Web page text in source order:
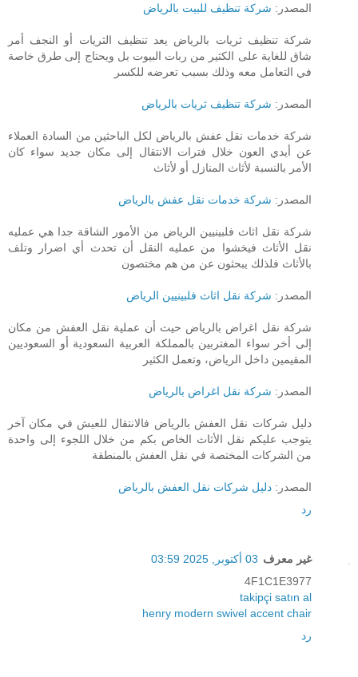
المصدر: شركة تنظيف للبيت بالرياض
شركة تنظيف ثريات بالرياض يعد تنظيف الثريات أو النجف أمر
شاق للغاية على الكثير من ربات البيوت بل ويحتاج إلى طرق خاصة
في التعامل معه وذلك بسبب تعرضه للكسر
المصدر: شركة تنظيف ثريات بالرياض
شركة خدمات نقل عفش بالرياض لكل الباحثين من السادة العملاء
عن أيدي العون خلال فترات الانتقال إلى مكان جديد سواء كان
الأمر بالنسبة لأثاث المنازل أو لأثاث
المصدر: شركة خدمات نقل عفش بالرياض
شركة نقل اثاث فلبينيين الرياض من الأمور الشاقة جدا هي عمليه
نقل الأثاث فيخشوا من عمليه النقل أن تحدث أي اضرار وتلف
بالأثاث فلذلك يبحثون عن من هم مختصون
المصدر: شركة نقل اثاث فلبينيين الرياض
شركة نقل اغراض بالرياض حيث أن عملية نقل العفش من مكان
إلى أخر سواء المغتربين بالمملكة العربية السعودية أو السعوديين
المقيمين داخل الرياض، وتعمل الكثير
المصدر: شركة نقل اغراض بالرياض
دليل شركات نقل العفش بالرياض فالانتقال للعيش في مكان آخر
يتوجب عليكم نقل الأثاث الخاص بكم من خلال اللجوء إلى واحدة
من الشركات المختصة في نقل العفش بالمنطقة
المصدر: دليل شركات نقل العفش بالرياض
رد
غير معرف 03 أكتوبر, 2025 03:59
4F1C1E3977
takipçi satın al
henry modern swivel accent chair
رد